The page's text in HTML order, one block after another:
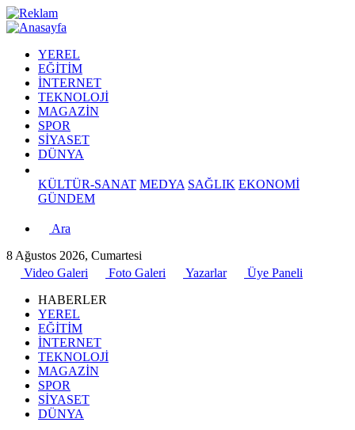
YEREL
EĞİTİM
İNTERNET
TEKNOLOJİ
MAGAZİN
SPOR
SİYASET
DÜNYA
KÜLTÜR-SANAT MEDYA SAĞLIK EKONOMİ
GÜNDEM
Ara
8 Ağustos 2026, Cumartesi
Video Galeri
Foto Galeri Yazarlar
Üye Paneli
HABERLER
YEREL
EĞİTİM
İNTERNET
TEKNOLOJİ
MAGAZİN
SPOR
SİYASET
DÜNYA